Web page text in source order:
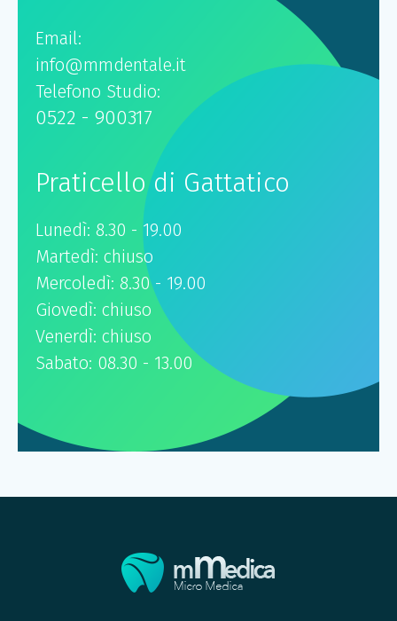
Email:
info@mmdentale.it
Telefono Studio:
0522 - 900317
Praticello di Gattatico
Lunedì: 8.30 - 19.00
Martedì: chiuso
Mercoledì: 8.30 - 19.00
Giovedì: chiuso
Venerdì: chiuso
Sabato: 08.30 - 13.00